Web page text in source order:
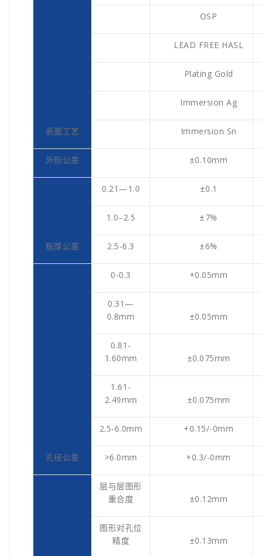
表面工艺
OSP
LEAD FREE HASL
Plating Gold
Immersion Ag
Immersion Sn
外形公差 ±0.10mm
板厚公差
0.21—1.0 ±0.1
1.0–2.5 ±7%
2.5-6.3 ±6%
孔径公差
0-0.3 +0.05mm
0.31—
0.8mm
±0.05mm
0.81-
1.60mm
±0.075mm
1.61-
2.49mm
±0.075mm
2.5-6.0mm +0.15/-0mm
>6.0mm +0.3/-0mm
层与层图形
重合度
±0.12mm
图形对孔位
精度
±0.13mm